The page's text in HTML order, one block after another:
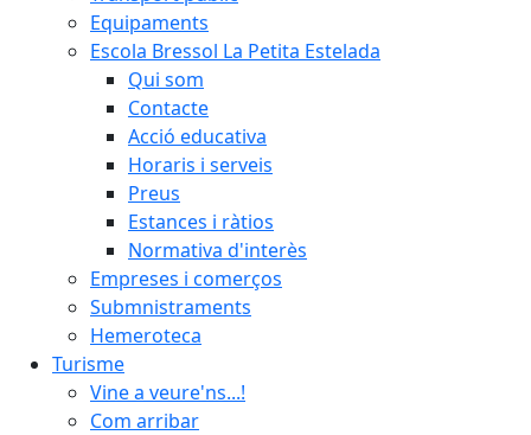
Equipaments
Escola Bressol La Petita Estelada
Qui som
Contacte
Acció educativa
Horaris i serveis
Preus
Estances i ràtios
Normativa d'interès
Empreses i comerços
Submnistraments
Hemeroteca
Turisme
Vine a veure'ns...!
Com arribar